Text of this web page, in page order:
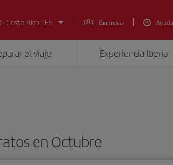
Costa Rica - ES
Empresas Ayuda
el viaje Experiencia Iberia
en Octubre